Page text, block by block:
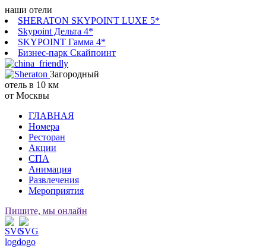
наши отели
SHERATON SKYPOINT LUXE 5*
Skypoint Дельта 4*
SKYPOINT Гамма 4*
Бизнес-парк Скайпоинт
Загородный
отель в 10 км
от Москвы
ГЛАВНАЯ
Номера
Ресторан
Акции
СПА
Анимация
Развлечения
Мероприятия
Пишите, мы онлайн